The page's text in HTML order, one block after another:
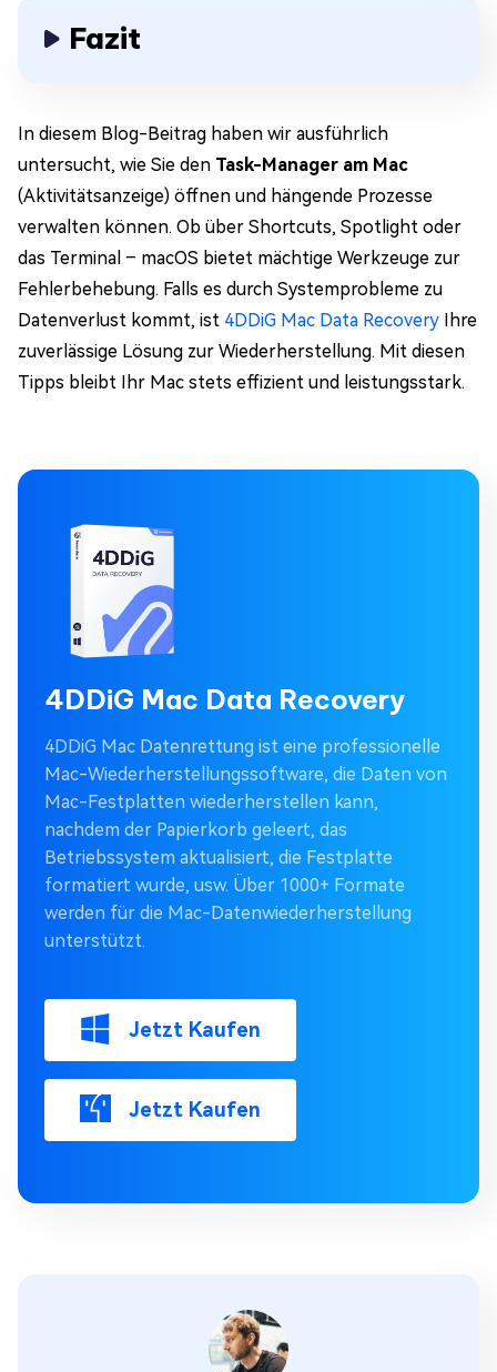
Fazit
In diesem Blog-Beitrag haben wir ausführlich
untersucht, wie Sie den Task-Manager am Mac
(Aktivitätsanzeige) öffnen und hängende Prozesse
verwalten können. Ob über Shortcuts, Spotlight oder
das Terminal – macOS bietet mächtige Werkzeuge zur
Fehlerbehebung. Falls es durch Systemprobleme zu
Datenverlust kommt, ist 4DDiG Mac Data Recovery Ihre
zuverlässige Lösung zur Wiederherstellung. Mit diesen
Tipps bleibt Ihr Mac stets effizient und leistungsstark.
4DDiG Mac Data Recovery
4DDiG Mac Datenrettung ist eine professionelle
Mac-Wiederherstellungssoftware, die Daten von
Mac-Festplatten wiederherstellen kann,
nachdem der Papierkorb geleert, das
Betriebssystem aktualisiert, die Festplatte
formatiert wurde, usw. Über 1000+ Formate
werden für die Mac-Datenwiederherstellung
unterstützt.
Jetzt Kaufen
Jetzt Kaufen